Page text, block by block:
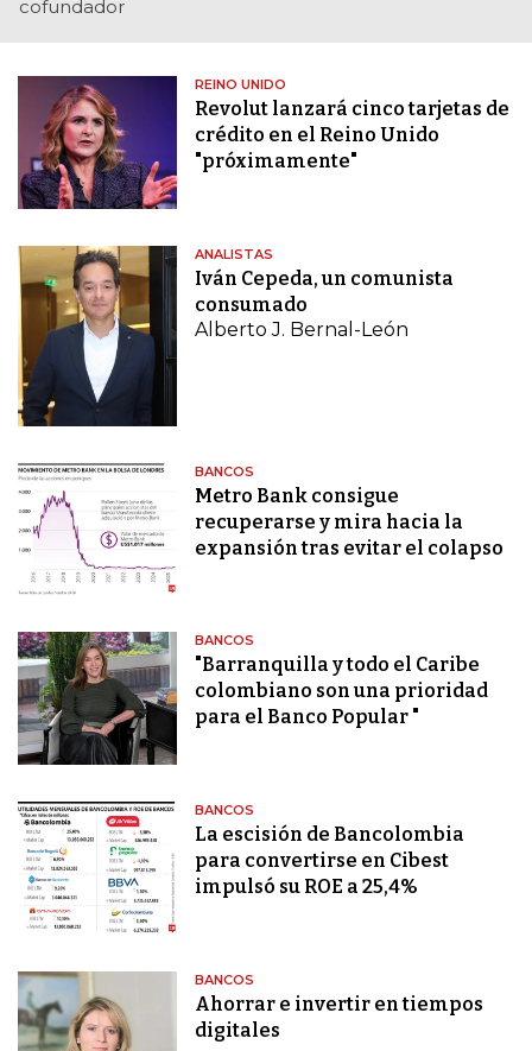
cofundador
REINO UNIDO
Revolut lanzará cinco tarjetas de
crédito en el Reino Unido
"próximamente"
ANALISTAS
Iván Cepeda, un comunista
consumado
Alberto J. Bernal-León
BANCOS
Metro Bank consigue
recuperarse y mira hacia la
expansión tras evitar el colapso
BANCOS
"Barranquilla y todo el Caribe
colombiano son una prioridad
para el Banco Popular "
BANCOS
La escisión de Bancolombia
para convertirse en Cibest
impulsó su ROE a 25,4%
BANCOS
Ahorrar e invertir en tiempos
digitales